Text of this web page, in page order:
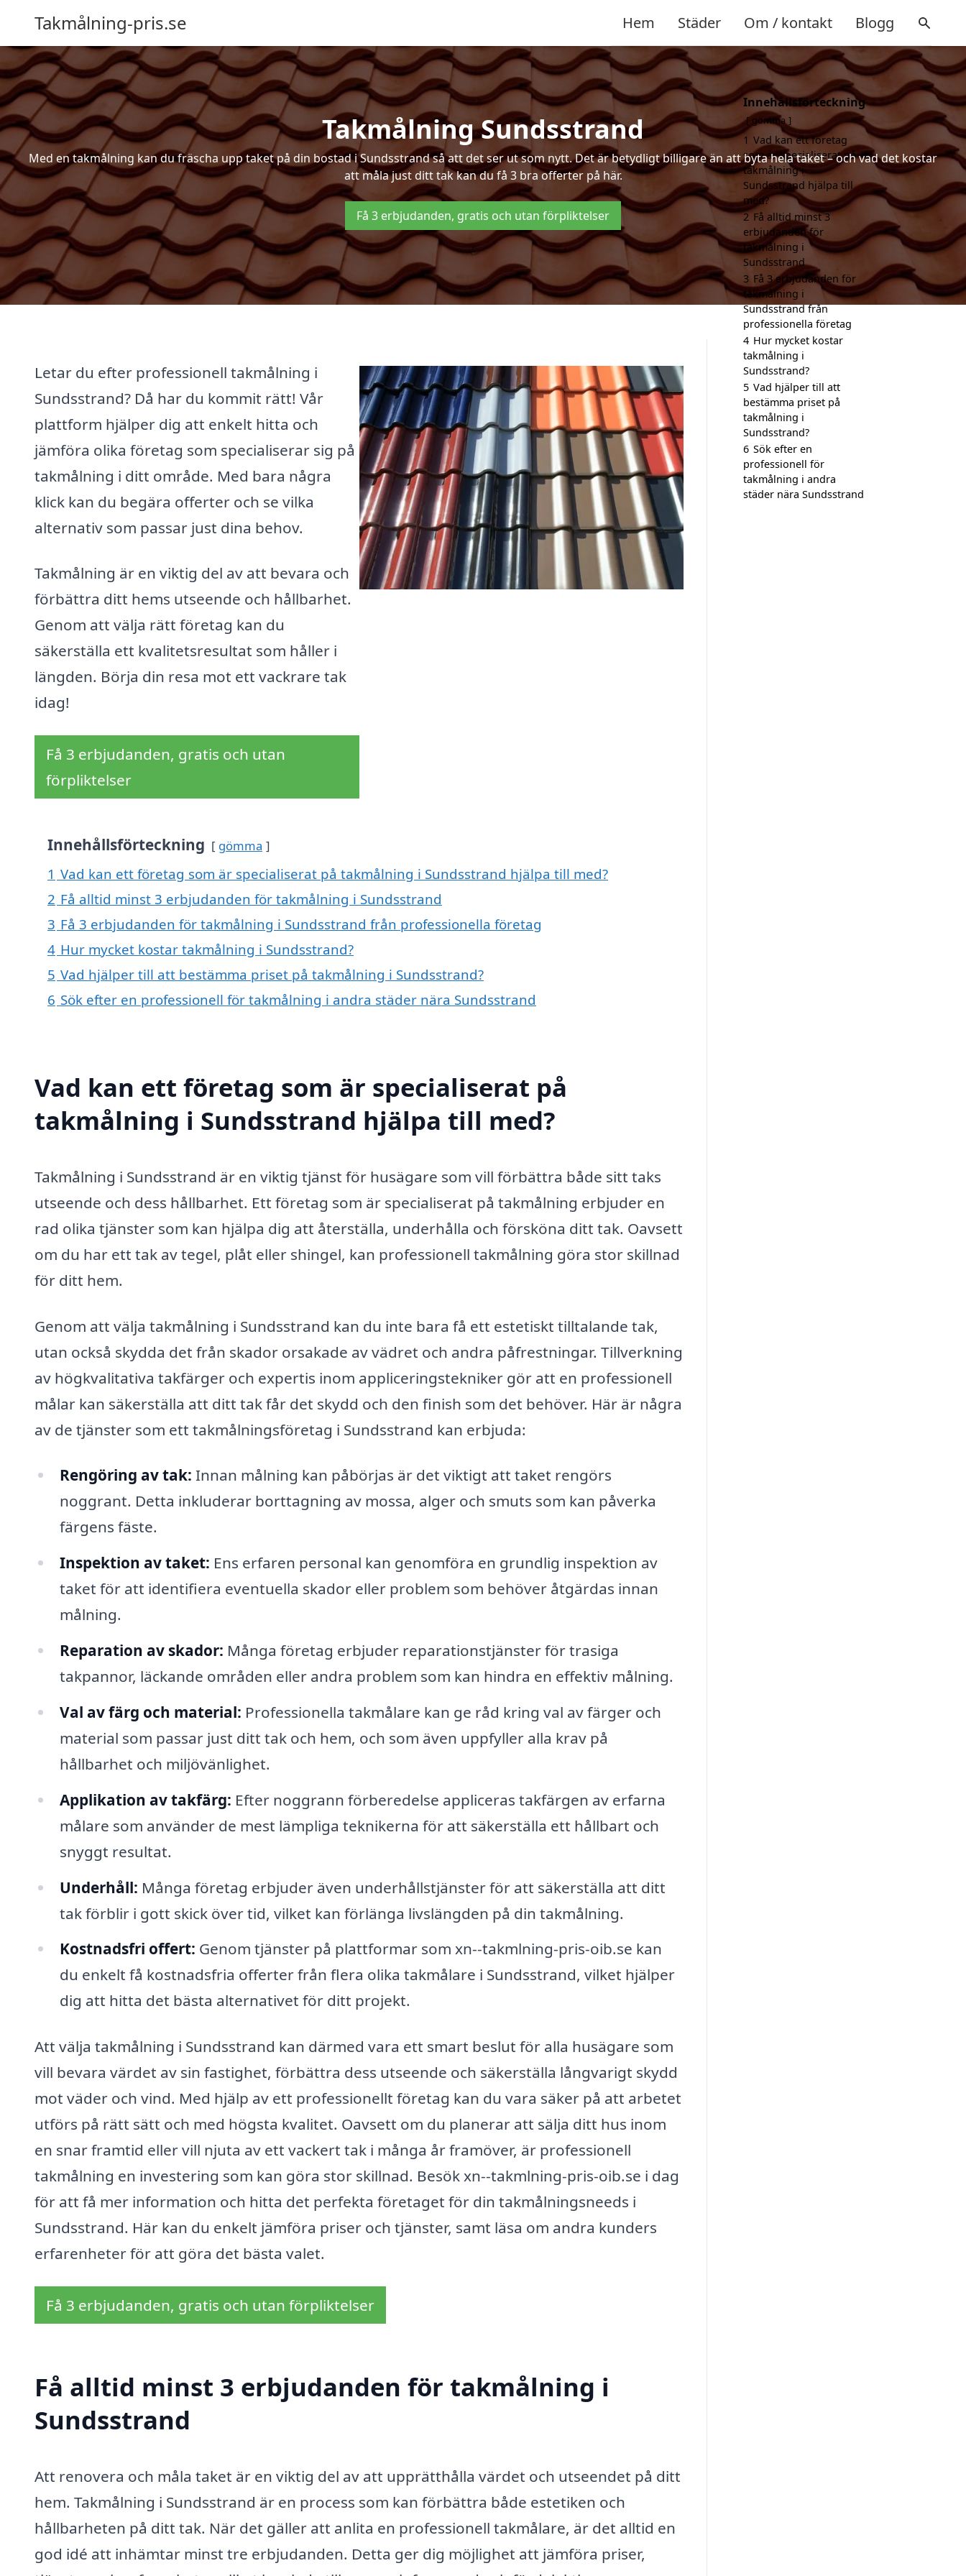
Takmålning-pris.se Hem Städer Om / kontakt Blogg
Takmålning Sundsstrand
Med en takmålning kan du fräscha upp taket på din bostad i Sundsstrand så att det ser ut som nytt. Det är betydligt billigare än att byta hela taket – och vad det kostar
att måla just ditt tak kan du få 3 bra offerter på här.
Få 3 erbjudanden, gratis och utan förpliktelser
Letar du efter professionell takmålning i
Sundsstrand? Då har du kommit rätt! Vår
plattform hjälper dig att enkelt hitta och
jämföra olika företag som specialiserar sig på
takmålning i ditt område. Med bara några
klick kan du begära offerter och se vilka
alternativ som passar just dina behov.
Takmålning är en viktig del av att bevara och
förbättra ditt hems utseende och hållbarhet.
Genom att välja rätt företag kan du
säkerställa ett kvalitetsresultat som håller i
längden. Börja din resa mot ett vackrare tak
idag!
Få 3 erbjudanden, gratis och utan
förpliktelser
Innehållsförteckning gömma
1 Vad kan ett företag som är specialiserat på takmålning i Sundsstrand hjälpa till med?
2 Få alltid minst 3 erbjudanden för takmålning i Sundsstrand
3 Få 3 erbjudanden för takmålning i Sundsstrand från professionella företag
4 Hur mycket kostar takmålning i Sundsstrand?
5 Vad hjälper till att bestämma priset på takmålning i Sundsstrand?
6 Sök efter en professionell för takmålning i andra städer nära Sundsstrand
Vad kan ett företag som är specialiserat på
takmålning i Sundsstrand hjälpa till med?
Takmålning i Sundsstrand är en viktig tjänst för husägare som vill förbättra både sitt taks
utseende och dess hållbarhet. Ett företag som är specialiserat på takmålning erbjuder en
rad olika tjänster som kan hjälpa dig att återställa, underhålla och försköna ditt tak. Oavsett
om du har ett tak av tegel, plåt eller shingel, kan professionell takmålning göra stor skillnad
för ditt hem.
Genom att välja takmålning i Sundsstrand kan du inte bara få ett estetiskt tilltalande tak,
utan också skydda det från skador orsakade av vädret och andra påfrestningar. Tillverkning
av högkvalitativa takfärger och expertis inom appliceringstekniker gör att en professionell
målar kan säkerställa att ditt tak får det skydd och den finish som det behöver. Här är några
av de tjänster som ett takmålningsföretag i Sundsstrand kan erbjuda:
Rengöring av tak: Innan målning kan påbörjas är det viktigt att taket rengörs
noggrant. Detta inkluderar borttagning av mossa, alger och smuts som kan påverka
färgens fäste.
Inspektion av taket: Ens erfaren personal kan genomföra en grundlig inspektion av
taket för att identifiera eventuella skador eller problem som behöver åtgärdas innan
målning.
Reparation av skador: Många företag erbjuder reparationstjänster för trasiga
takpannor, läckande områden eller andra problem som kan hindra en effektiv målning.
Val av färg och material: Professionella takmålare kan ge råd kring val av färger och
material som passar just ditt tak och hem, och som även uppfyller alla krav på
hållbarhet och miljövänlighet.
Applikation av takfärg: Efter noggrann förberedelse appliceras takfärgen av erfarna
målare som använder de mest lämpliga teknikerna för att säkerställa ett hållbart och
snyggt resultat.
Underhåll: Många företag erbjuder även underhållstjänster för att säkerställa att ditt
tak förblir i gott skick över tid, vilket kan förlänga livslängden på din takmålning.
Kostnadsfri offert: Genom tjänster på plattformar som xn--takmlning-pris-oib.se kan
du enkelt få kostnadsfria offerter från flera olika takmålare i Sundsstrand, vilket hjälper
dig att hitta det bästa alternativet för ditt projekt.
Att välja takmålning i Sundsstrand kan därmed vara ett smart beslut för alla husägare som
vill bevara värdet av sin fastighet, förbättra dess utseende och säkerställa långvarigt skydd
mot väder och vind. Med hjälp av ett professionellt företag kan du vara säker på att arbetet
utförs på rätt sätt och med högsta kvalitet. Oavsett om du planerar att sälja ditt hus inom
en snar framtid eller vill njuta av ett vackert tak i många år framöver, är professionell
takmålning en investering som kan göra stor skillnad. Besök xn--takmlning-pris-oib.se i dag
för att få mer information och hitta det perfekta företaget för din takmålningsneeds i
Sundsstrand. Här kan du enkelt jämföra priser och tjänster, samt läsa om andra kunders
erfarenheter för att göra det bästa valet.
Få 3 erbjudanden, gratis och utan förpliktelser
Få alltid minst 3 erbjudanden för takmålning i
Sundsstrand
Att renovera och måla taket är en viktig del av att upprätthålla värdet och utseendet på ditt
hem. Takmålning i Sundsstrand är en process som kan förbättra både estetiken och
hållbarheten på ditt tak. När det gäller att anlita en professionell takmålare, är det alltid en
god idé att inhämtar minst tre erbjudanden. Detta ger dig möjlighet att jämföra priser,
Innehållsförteckning
gömma
1 Vad kan ett företag
som är specialiserat på
takmålning i
Sundsstrand hjälpa till
med?
2 Få alltid minst 3
erbjudanden för
takmålning i
Sundsstrand
3 Få 3 erbjudanden för
takmålning i
Sundsstrand från
professionella företag
4 Hur mycket kostar
takmålning i
Sundsstrand?
5 Vad hjälper till att
bestämma priset på
takmålning i
Sundsstrand?
6 Sök efter en
professionell för
takmålning i andra
städer nära Sundsstrand